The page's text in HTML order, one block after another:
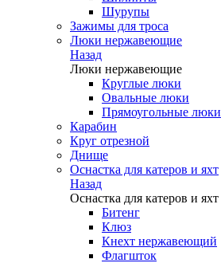
Шурупы
Зажимы для троса
Люки нержавеющие
Назад
Люки нержавеющие
Круглые люки
Овальные люки
Прямоугольные люки
Карабин
Круг отрезной
Днище
Оснастка для катеров и яхт
Назад
Оснастка для катеров и яхт
Битенг
Клюз
Кнехт нержавеющий
Флагшток